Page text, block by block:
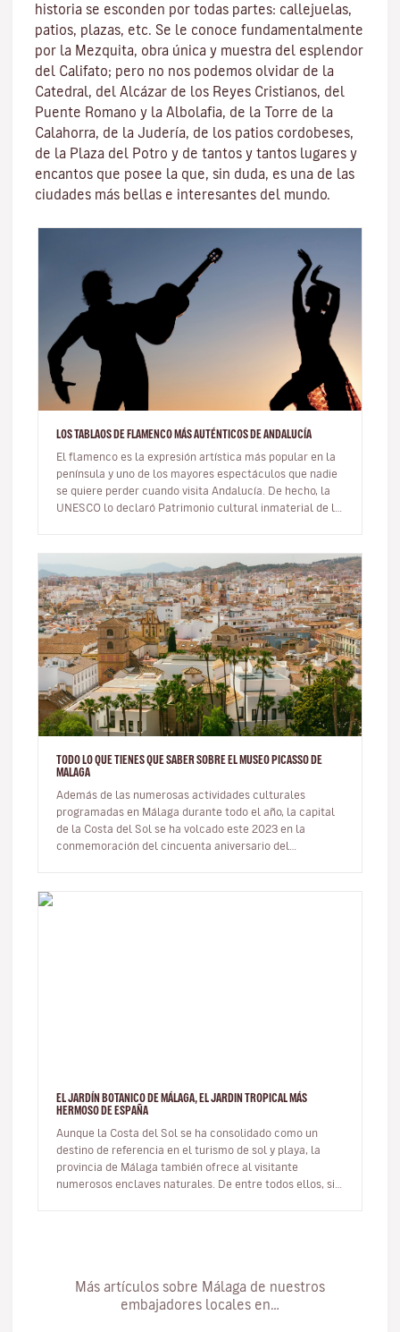
historia se esconden por todas partes: callejuelas,
patios, plazas, etc. Se le conoce fundamentalmente
por la Mezquita, obra única y muestra del esplendor
del Califato; pero no nos podemos olvidar de la
Catedral, del Alcázar de los Reyes Cristianos, del
Puente Romano y la Albolafia, de la Torre de la
Calahorra, de la Juderí­a, de los patios cordobeses,
de la Plaza del Potro y de tantos y tantos lugares y
encantos que posee la que, sin duda, es una de las
ciudades más bellas e interesantes del mundo.
LOS TABLAOS DE FLAMENCO MÁS AUTÉNTICOS DE ANDALUCÍA
El flamenco es la expresión artística más popular en la
península y uno de los mayores espectáculos que nadie
se quiere perder cuando visita Andalucía. De hecho, la
UNESCO lo declaró Patrimonio cultural inmaterial de la
TODO LO QUE TIENES QUE SABER SOBRE EL MUSEO PICASSO DE
MALAGA
Además de las numerosas actividades culturales
programadas en Málaga durante todo el año, la capital
de la Costa del Sol se ha volcado este 2023 en la
conmemoración del cincuenta aniversario del
EL JARDÍN BOTANICO DE MÁLAGA, EL JARDIN TROPICAL MÁS
HERMOSO DE ESPAÑA
Aunque la Costa del Sol se ha consolidado como un
destino de referencia en el turismo de sol y playa, la
provincia de Málaga también ofrece al visitante
numerosos enclaves naturales. De entre todos ellos, sin
Más artículos sobre Málaga de nuestros
embajadores locales en…